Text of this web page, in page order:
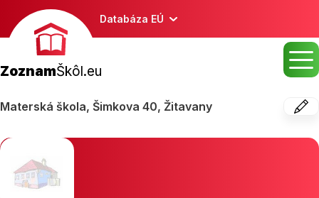
Databáza EÚ
ZoznamŠkôl.eu
Materská škola, Šimkova 40, Žitavany